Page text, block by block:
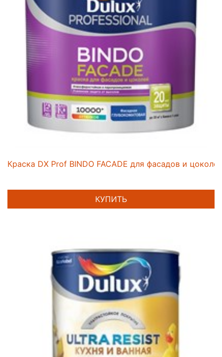
Краска DX Prof BINDO FACADE для фасадов и
КУПИТЬ